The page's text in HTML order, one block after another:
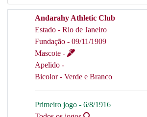
Andarahy Athletic Club
Estado - Rio de Janeiro
Fundação - 09/11/1909
Mascote -
Apelido -
Bicolor - Verde e Branco
Primeiro jogo - 6/8/1916